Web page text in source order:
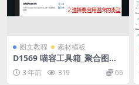
图文教程 素材模板
D1569 喵容工具箱_聚合图床
加速 WordPress 图片外链分
发插件
3 年前 319 66